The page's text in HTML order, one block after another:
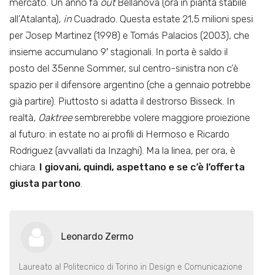
all’Atalanta), inCuadrado. Questa estate 21,5 milioni spesi
per Josep Martinez (1998) e Tomás Palacios (2003), che
insieme accumulano 9′ stagionali. In porta è saldo il
posto del 35enne Sommer, sul centro-sinistra non c’è
spazio per il difensore argentino (che a gennaio potrebbe
già partire). Piuttosto si adatta il destrorso Bisseck. In
realtà, Oaktreesembrerebbe volere maggiore proiezione
al futuro: in estate no ai profili di Hermoso e Ricardo
Rodriguez (avvallati da Inzaghi). Ma la linea, per ora, è
chiara. I giovani, quindi, aspettano e se c’è l’offerta
giusta partono
Leonardo Zermo
Laureato al Politecnico di Torino in Design e Comunicazione